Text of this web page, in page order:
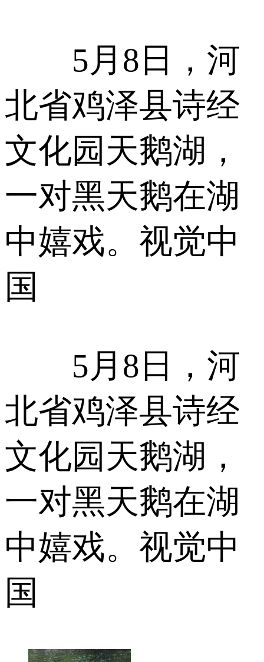
5月8日，河
北省鸡泽县诗经
文化园天鹅湖，
一对黑天鹅在湖
中嬉戏。视觉中
国
5月8日，河
北省鸡泽县诗经
文化园天鹅湖，
一对黑天鹅在湖
中嬉戏。视觉中
国